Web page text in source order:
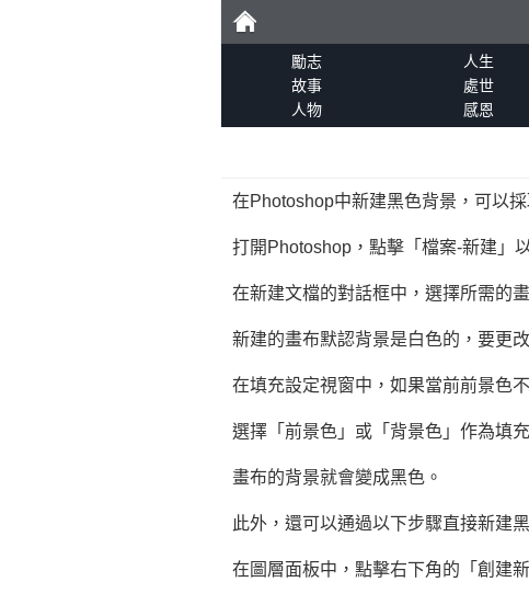
勵
勵志 人生
故事
處世
人物
感恩
在Photoshop中新建黑色背景，可以採
打開Photoshop，點擊「檔案-新建」
在新建文檔的對話框中，選擇所需的
新建的畫布默認背景是白色的，要更
在填充設定視窗中，如果當前前景色
選擇「前景色」或「背景色」作為填
畫布的背景就會變成黑色。
此外，還可以通過以下步驟直接新建
在圖層面板中，點擊右下角的「創建